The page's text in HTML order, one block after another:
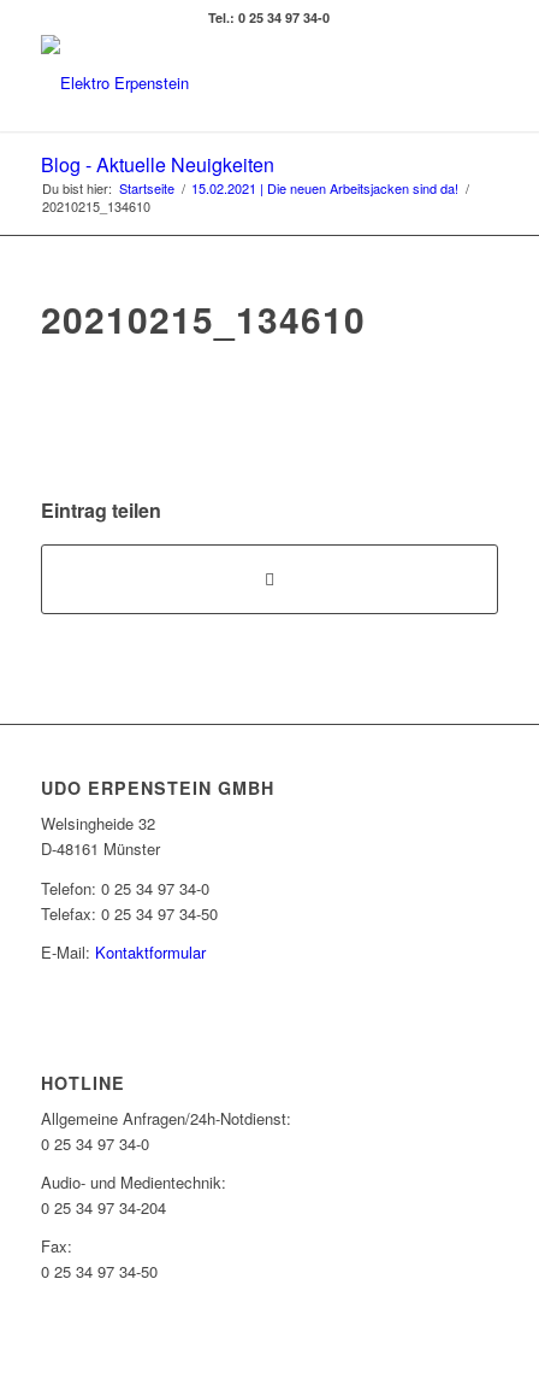
Tel.: 0 25 34 97 34-0
Blog - Aktuelle Neuigkeiten
Du bist hier: Startseite / 15.02.2021 | Die neuen Arbeitsjacken sind da! /
20210215_134610
20210215_134610
Eintrag teilen
UDO ERPENSTEIN GMBH
Welsingheide 32
D-48161 Münster
Telefon: 0 25 34 97 34-0
Telefax: 0 25 34 97 34-50
E-Mail: Kontaktformular
HOTLINE
Allgemeine Anfragen/24h-Notdienst:
0 25 34 97 34-0
Audio- und Medientechnik:
0 25 34 97 34-204
Fax:
0 25 34 97 34-50